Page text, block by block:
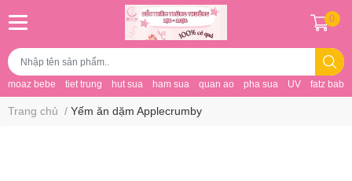
moaz bebe tiet trung hut sua ham sua quan ao pha sua UV fatz baby
0
Trang chủ / Yếm ăn dặm Applecrumby